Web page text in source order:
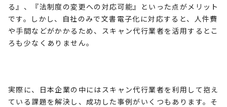
る』、『法制度の変更への対応可能』といった点がメリット
です。しかし、自社のみで文書電子化に対応すると、人件費
や手間などがかかるため、スキャン代行業者を活用するとこ
ろも少なくありません。
実際に、日本企業の中にはスキャン代行業者を利用して抱え
ている課題を解決し、成功した事例がいくつもあります。そ